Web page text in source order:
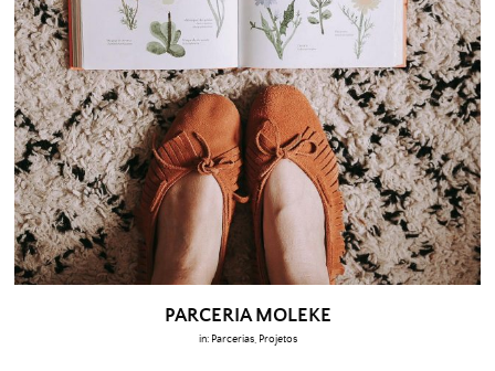
PARCERIA MOLEKE
in: Parcerias, Projetos